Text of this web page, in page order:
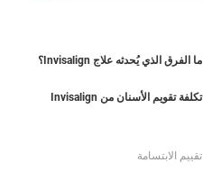
ما الفرق الذي يُحدثه علاج Invisalign؟
تكلفة تقويم الأسنان من Invisalign
تقييم الابتسامة